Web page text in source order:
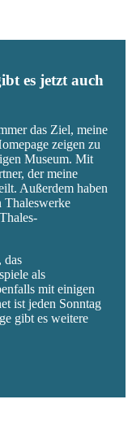
es jetzt auch
das Ziel, meine
zeigen zu
Museum. Mit
der meine
Außerdem haben
Thaleswerke
das
als
mit einigen
ist jeden Sonntag
gibt es weitere